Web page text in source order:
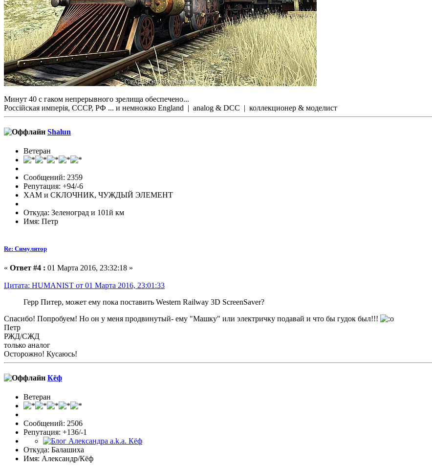
Минут 40 с гаком непрерывного зрелища обеспечено...
Россійская имперія, СССР, РФ ... и немножко England | analog & DCC | коллекционер & моделист
Shalun
Ветеран
Сообщений: 2359
Репутация: +94/-6
ХАМ и СКЛОЧНИК, ЧУЖДЫЙ ЭЛЕМЕНТ
Откуда: Зеленоград и 101й км
Имя: Петр
Re: Симулятор
« Ответ #4 : 01 Марта 2016, 23:32:18 »
Цитата: HUMANIST от 01 Марта 2016, 23:01:33
Герр Питер, может ему пока поставить Western Railway 3D ScreenSaver?
Спасибо! Попробуем! Но он у меня продвинутый- ему "Машку" или электричку подавай и что бы гудок был!!!
Петр
РЖД/СЖД
только аналог
Осторожно! Кусаюсь!
Кёф
Ветеран
Сообщений: 2506
Репутация: +136/-1
Откуда: Балашиха
Имя: Александр/Кёф